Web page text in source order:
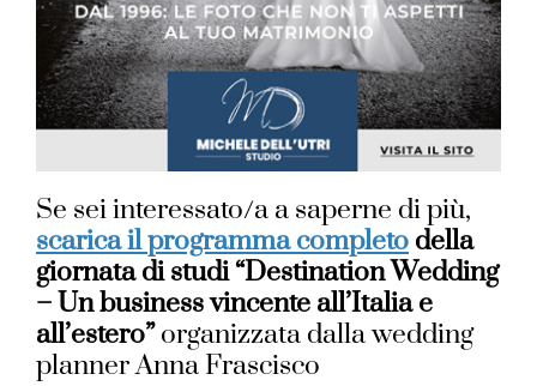
Se sei interessato/a a saperne di più,
scarica il programma completo della
giornata di studi “Destination Wedding
– Un business vincente all’Italia e
all’estero”organizzata dalla wedding
planner Anna Frascisco